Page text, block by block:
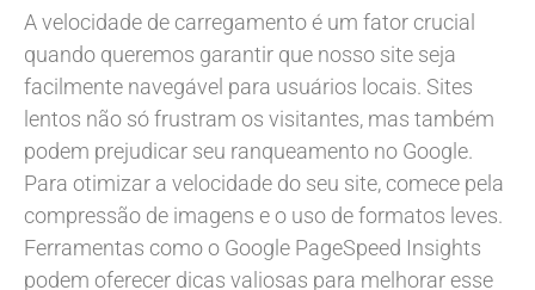
A velocidade de carregamento é um fator crucial
quando queremos garantir que nosso site seja
facilmente navegável para usuários locais. Sites
lentos não só frustram os visitantes, mas também
podem prejudicar seu ranqueamento no Google.
Para otimizar a velocidade do seu site, comece pela
compressão de imagens e o uso de formatos leves.
Ferramentas como o Google PageSpeed Insights
podem oferecer dicas valiosas para melhorar esse